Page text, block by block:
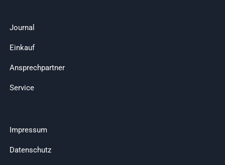
Journal
Einkauf
Ansprechpartner
Service
Impressum
Datenschutz